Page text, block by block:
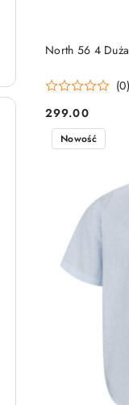
North 56 4
(0)
Cena:
299.00
Nowość